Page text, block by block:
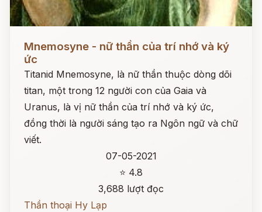
Mnemosyne - nữ thần của trí nhớ và ký
ức
Titanid Mnemosyne, là nữ thần thuộc dòng dõi
titan, một trong 12 người con của Gaia và
Uranus, là vị nữ thần của trí nhớ và ký ức,
đồng thời là người sáng tạo ra Ngôn ngữ và chữ
viết.
07-05-2021
⭐ 4.8
3,688 lượt đọc
Thần thoại Hy Lạp